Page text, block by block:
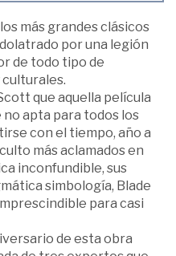
más grandes clásicos
por una legión
de todo tipo de
que aquella película
apta para todos los
con el tiempo, año a
más aclamados en
inconfundible, sus
simbología, Blade
para casi
de esta obra